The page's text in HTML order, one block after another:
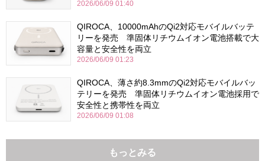
2026/06/09 01:40
QIROCA、10000mAhのQi2対応モバイルバッテ
リーを発売 準固体リチウムイオン電池搭載で大
容量と安全性を両立
2026/06/09 01:23
QIROCA、薄さ約8.3mmのQi2対応モバイルバッ
テリーを発売 準固体リチウムイオン電池採用で
安全性と携帯性を両立
2026/06/09 01:08
もっとみる